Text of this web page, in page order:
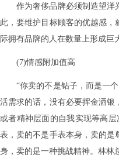
作为奢侈品牌必须制造望洋
此，要维护目标顾客的优越感
际拥有品牌的人在数量上形成巨
(7)情感附加值高
“你卖的不是钻子，而是一
活需求的话，没有必要挥金洒
或者精神层面的自我实现等高
表，卖的不是手表本身，卖的
身，卖的是一种挑战精神。林林